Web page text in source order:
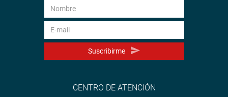
Suscribirme
CENTRO DE ATENCIÓN